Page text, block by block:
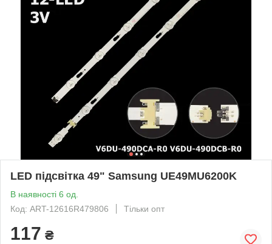
LED підсвітка 49" Samsung UE49MU6200K
В наявності 6 од.
Код: ART-12616R479806
Тільки опт
117 ₴